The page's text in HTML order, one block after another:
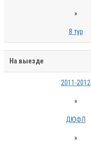
»
8 тур
На выезде
2011-2012
»
ДЮФЛ
»